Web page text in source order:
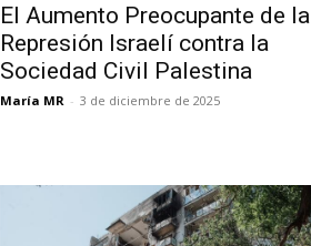
El Aumento Preocupante de la
Represión Israelí contra la
Sociedad Civil Palestina
María MR - 3 de diciembre de 2025